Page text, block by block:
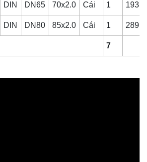
DIN DN65 70x2.0 Cái 1
DIN DN80 85x2.0 Cái 1
7